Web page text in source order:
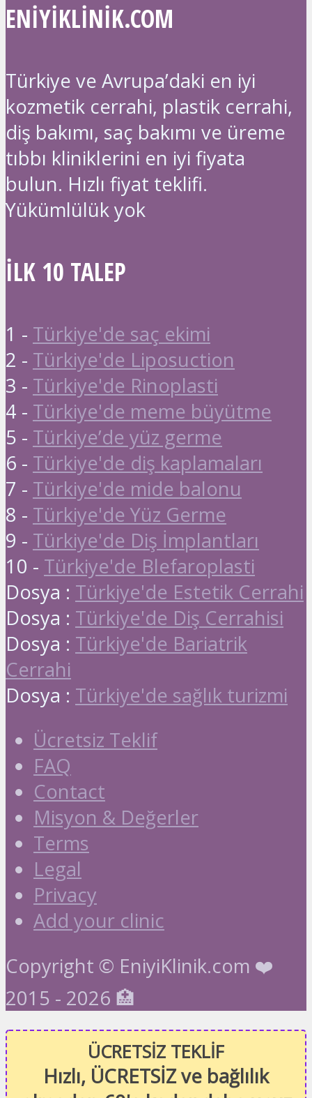
ENIYIKLINIK.COM
Türkiye ve Avrupa’daki en iyi
kozmetik cerrahi, plastik cerrahi,
diş bakımı, saç bakımı ve üreme
tıbbı kliniklerini en iyi fiyata
bulun. Hızlı fiyat teklifi.
Yükümlülük yok
İLK 10 TALEP
1 - Türkiye'de saç ekimi
2 - Türkiye'de Liposuction
3 - Türkiye'de Rinoplasti
4 - Türkiye'de meme büyütme
5 - Türkiye’de yüz germe
6 - Türkiye'de diş kaplamaları
7 - Türkiye'de mide balonu
8 - Türkiye'de Yüz Germe
9 - Türkiye'de Diş İmplantları
10 - Türkiye'de Blefaroplasti
Dosya : Türkiye'de Estetik Cerrahi
Dosya : Türkiye'de Diş Cerrahisi
Dosya : Türkiye'de Bariatrik
Cerrahi
Dosya : Türkiye'de sağlık turizmi
Ücretsiz Teklif
FAQ
Contact
Misyon & Değerler
Terms
Legal
Privacy
Add your clinic
Copyright © EniyiKlinik.com ❤️
2015 - 2026 🏥
ÜCRETSİZ TEKLİF
Hızlı, ÜCRETSİZ ve bağlılık